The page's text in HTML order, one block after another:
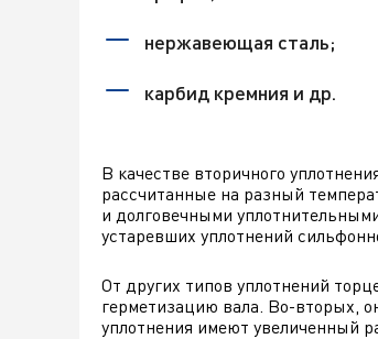
нержавеющая сталь;
карбид кремния и др.
В качестве вторичного
рассчитанные на разный
и долговечными
устаревших уплотнений
От других типов уплотнений
герметизацию вала. Во-вторых,
уплотнения имеют увеличенный